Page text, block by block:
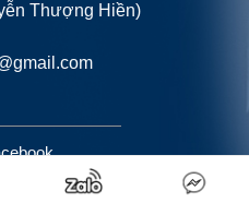
Thượng Hiền)